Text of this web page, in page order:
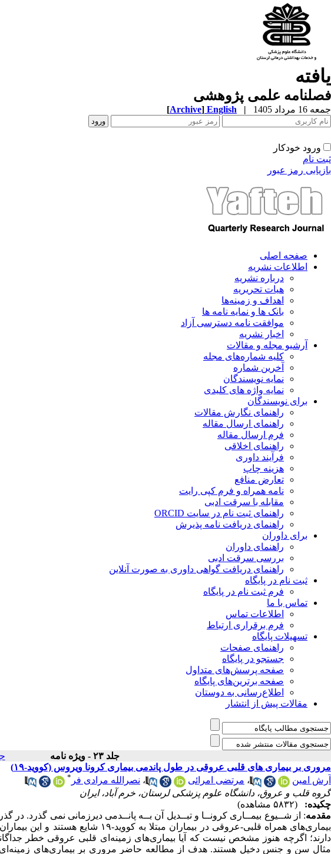
یافته
فصلنامه علمی پژوهشی
جمعه 16 مرداد 1405 |
English
[Archive]
ورود خودکار
ثبت نام
بازیابی رمز عبور
صفحه اصلی
اطلاعات نشریه
درباره نشریه
هیات تحریریه
اهداف و زمینه‌ها
بانک ها و نمایه نامه ها
موافقت نامه دسترسی آزاد
اخبار نشریه
آرشیو مجله و مقالات
کلیه شماره‌های مجله
آخرین شماره
نمایه نویسندگان
نمایه واژه های کلیدی
برای نویسندگان
راهنمای نگارش مقالات
راهنمای ارسال مقاله
فرم ارسال مقاله
راهنمای اخلاقی
فرآیند داوری
هزینه چاپ
تعارض منافع
نامه همراه و فرم کپی رایت
مقابله با سرقت ادبی
راهنمای ثبت نام در سایت ORCID
راهنمای دریافت نامه پذیرش
برای داوران
راهنمای داوران
بررسی سرقت ادبی
راهنمای دریافت گواهی داوری به صورت آنلاین
ثبت نام در پایگاه
فرم ثبت نام در پایگاه
تماس با ما
اطلاعات تماس
فرم برقراری ارتباط
تسهیلات پایگاه
راهنمای صفحات
جستجو در پایگاه
صفحه پرسش‌های متداول
صفحه برترین‌های پایگاه
اطلاع‌رسانی به دوستان
مقالات پیش از انتشار
جلد ۲۳ - ویژه نامه جلد ۲۳
مروری بر بیماری های قلبی عروقی در طول پاندمی بیماری کرونا ویروس (کووید-۱۹)
آرش امین
، مرتضی امرائی ، نصرالله مرادی فر *
گروه قلب و عروق، دانشگاه علوم پزشکی لرستان، خرم آباد، ایران
چکیده:
(۵۸۳۲ مشاهده)
مقدمه
بیماری‌های همراه قلبی-عروقی در
دارند؛ اگرچه هنوز مشخص نیست که آیا بیماری‌های زمینه‌ای قلبی عروقی خطر